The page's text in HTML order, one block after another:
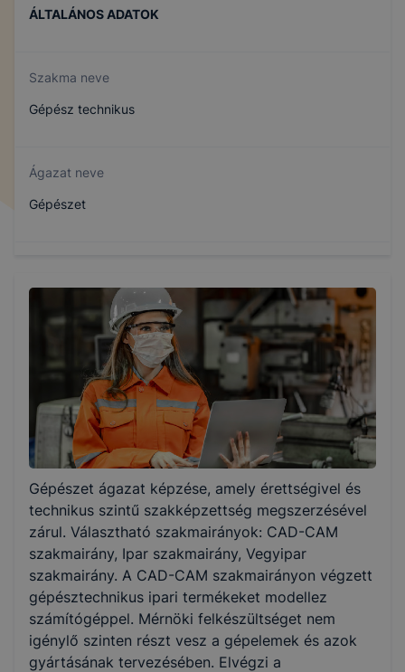
ÁLTALÁNOS ADATOK
Szakma neve
Gépész technikus
Ágazat neve
Gépészet
Képzés időtartama
Választható szakmairányok:
CAD-CAM
Ipar
Vegyipar
KKK/PTT
KKK letöltése (pdf)
PTT letöltése (pdf)
Gépészet ágazat képzése, amely érettségivel és
technikus szintű szakképzettség megszerzésével
zárul. Választható szakmairányok: CAD-CAM
szakmairány, Ipar szakmairány, Vegyipar
szakmairány. A CAD-CAM szakmairányon végzett
gépésztechnikus ipari termékeket modellez
számítógéppel. Mérnöki felkészültséget nem
igénylő szinten részt vesz a gépelemek és azok
gyártásának tervezésében. Elvégzi a